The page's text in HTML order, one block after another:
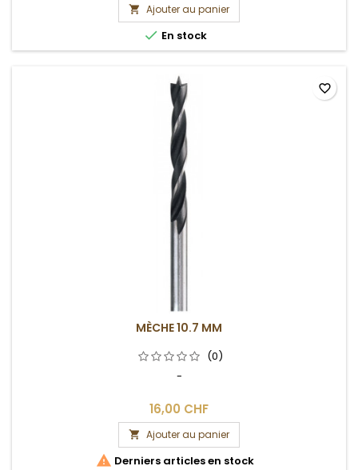
 Ajouter au panier
 En stock
MÈCHE 10.7 MM
(0)
-
16,00 CHF
 Ajouter au panier
 Derniers articles en stock
favorite_border